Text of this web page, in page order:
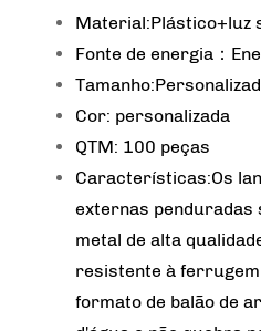
Material:Plástico+luz
Fonte de energia：
Cor: personalizada
QTM: 100 peças
Características:Os
externas penduradas
metal de alta
resistente à
formato de balão de